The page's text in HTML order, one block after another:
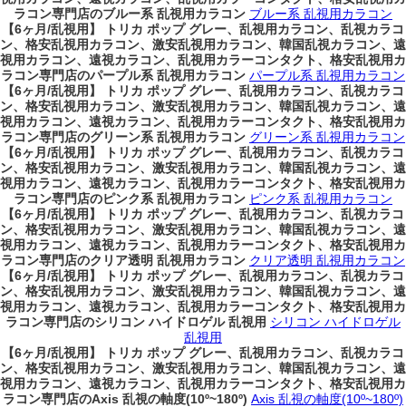
ラコン専門店のブルー系 乱視用カラコン ブルー系 乱視用カラコン
【6ヶ月/乱視用】 トリカ ポップ グレー、乱視用カラコン、乱視カラコ
ン、格安乱視用カラコン、激安乱視用カラコン、韓国乱視カラコン、遠
視用カラコン、遠視カラコン、乱視用カラーコンタクト、格安乱視用カ
ラコン専門店のパープル系 乱視用カラコン パープル系 乱視用カラコン
【6ヶ月/乱視用】 トリカ ポップ グレー、乱視用カラコン、乱視カラコ
ン、格安乱視用カラコン、激安乱視用カラコン、韓国乱視カラコン、遠
視用カラコン、遠視カラコン、乱視用カラーコンタクト、格安乱視用カ
ラコン専門店のグリーン系 乱視用カラコン グリーン系 乱視用カラコン
【6ヶ月/乱視用】 トリカ ポップ グレー、乱視用カラコン、乱視カラコ
ン、格安乱視用カラコン、激安乱視用カラコン、韓国乱視カラコン、遠
視用カラコン、遠視カラコン、乱視用カラーコンタクト、格安乱視用カ
ラコン専門店のピンク系 乱視用カラコン ピンク系 乱視用カラコン
【6ヶ月/乱視用】 トリカ ポップ グレー、乱視用カラコン、乱視カラコ
ン、格安乱視用カラコン、激安乱視用カラコン、韓国乱視カラコン、遠
視用カラコン、遠視カラコン、乱視用カラーコンタクト、格安乱視用カ
ラコン専門店のクリア透明 乱視用カラコン クリア透明 乱視用カラコン
【6ヶ月/乱視用】 トリカ ポップ グレー、乱視用カラコン、乱視カラコ
ン、格安乱視用カラコン、激安乱視用カラコン、韓国乱視カラコン、遠
視用カラコン、遠視カラコン、乱視用カラーコンタクト、格安乱視用カ
ラコン専門店のシリコン ハイドロゲル 乱視用 シリコン ハイドロゲル
乱視用
【6ヶ月/乱視用】 トリカ ポップ グレー、乱視用カラコン、乱視カラコ
ン、格安乱視用カラコン、激安乱視用カラコン、韓国乱視カラコン、遠
視用カラコン、遠視カラコン、乱視用カラーコンタクト、格安乱視用カ
ラコン専門店のAxis 乱視の軸度(10º~180º) Axis 乱視の軸度(10º~180º)